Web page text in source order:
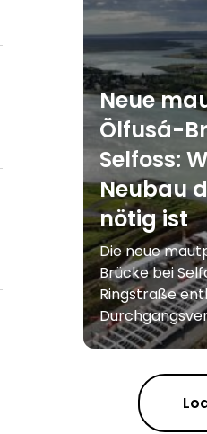
Neue
Ölfusá-
Selfoss:
Neubau
nötig ist
Die neue
Brücke bei
Ringstraße